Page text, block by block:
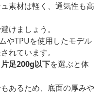
素材は軽く、通気性も高
けましょう。
やTPUを使用したモデル
れています。
片足200g以下を選ぶと体
あるため、底面の厚みや